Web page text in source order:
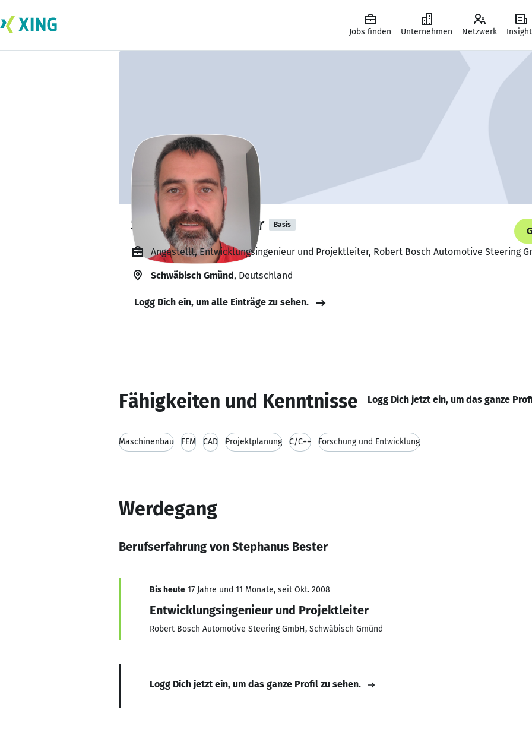
Jobs finden Unternehmen Netzwerk
Stephanus Bester Basis
Angestellt, Entwicklungsingenieur und Projektleiter, Robert Bosch Automotive Steering
Schwäbisch Gmünd, Deutschland
Logg Dich ein, um alle Einträge zu sehen.
Fähigkeiten und Kenntnisse Logg Dich jetzt ein, um das ganze
Maschinenbau FEM CAD Projektplanung C/C++ Forschung und Entwicklung
Werdegang
Berufserfahrung von Stephanus Bester
Bis heute 17 Jahre und 11 Monate, seit Okt. 2008
Entwicklungsingenieur und Projektleiter
Robert Bosch Automotive Steering GmbH, Schwäbisch Gmünd
Logg Dich jetzt ein, um das ganze Profil zu sehen.